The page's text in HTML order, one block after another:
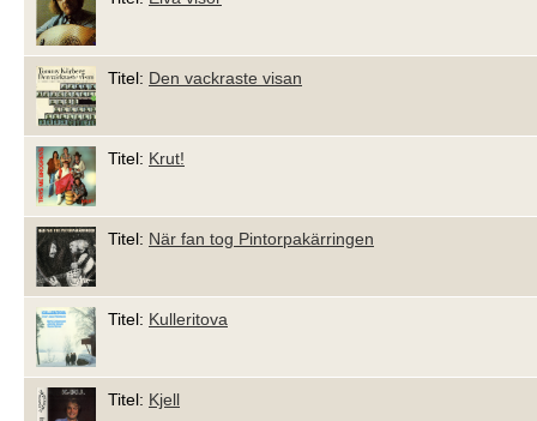
Titel: Den vackraste visan
Titel: Krut!
Titel: När fan tog Pintorpakärringen
Titel: Kulleritova
Titel: Kjell